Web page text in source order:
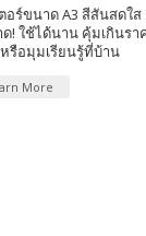
อร์ขนาด A3 สีสันสดใ
! ใช้ได้นาน คุ้มเกินรา
รือมุมเรียนรู้ที่บ้าน
More